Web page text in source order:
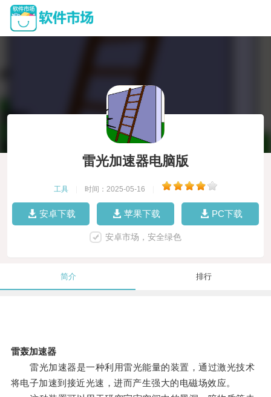
雷光加速器电脑版
工具 时间：2025-05-16
安卓下载 苹果下载 PC下载
安卓市场，安全绿色
简介 排行
雷轰加速器
雷光加速器是一种利用雷光能量的装置，通过激光技术
将电子加速到接近光速，进而产生强大的电磁场效应。